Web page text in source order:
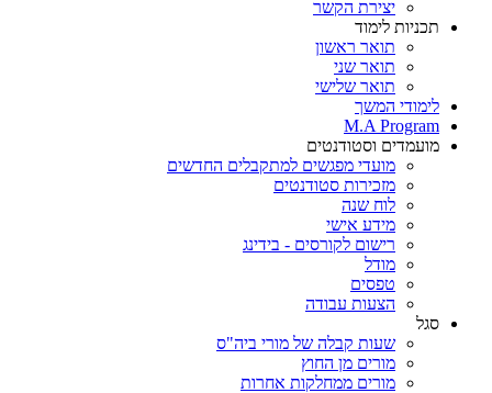
יצירת הקשר
תכניות לימוד
תואר ראשון
תואר שני
תואר שלישי
לימודי המשך
M.A Program
מועמדים וסטודנטים
מועדי מפגשים למתקבלים החדשים
מזכירות סטודנטים
לוח שנה
מידע אישי
רישום לקורסים - בידינג
מודל
טפסים
הצעות עבודה
סגל
שעות קבלה של מורי ביה"ס
מורים מן החוץ
מורים ממחלקות אחרות